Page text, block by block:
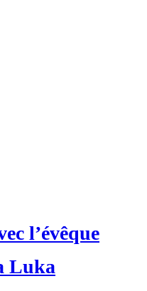
l’évêque
Luka